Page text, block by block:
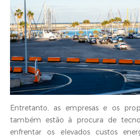
Entretanto, as empresas e os
também estão à procura de
enfrentar os elevados custos